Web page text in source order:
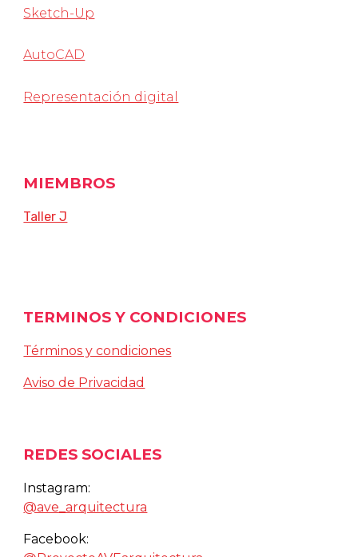
Sketch-Up
AutoCAD
Representación digital
MIEMBROS
Taller J
TERMINOS Y CONDICIONES
Términos y condiciones
Aviso de Privacidad
REDES SOCIALES
Instagram:
@ave_arquitectura
Facebook: